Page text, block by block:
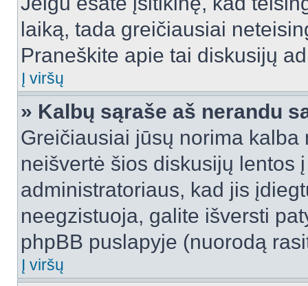
laiką, tada greičiausiai
Praneškite apie tai diskusijų
Į viršų
» Kalbų sąraše aš nerandu
Greičiausiai jūsų norima
neišvertė šios diskusijų lentos
administratoriaus, kad jis
neegzistuoja, galite išversti
phpBB puslapyje (nuorodą
Į viršų